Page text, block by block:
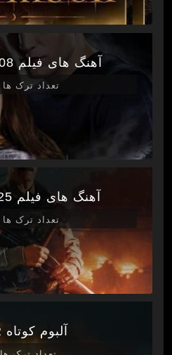
آهنگ های فیلم Twilight 2008
تعداد ترک ها 12
آهنگ های فیلم Normal 2025
تعداد ترک ها 16
آلبوم کوتاه FEAR